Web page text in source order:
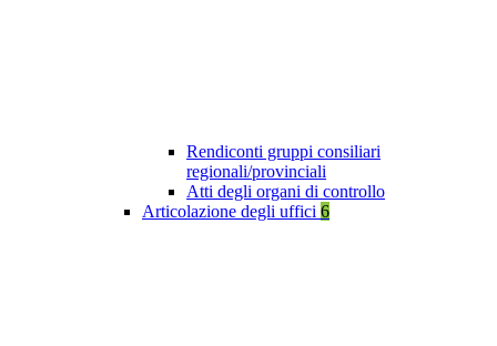
Rendiconti gruppi consiliari
regionali/provinciali
Atti degli organi di controllo
Articolazione degli uffici 6